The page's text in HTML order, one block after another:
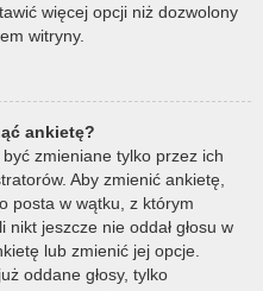
więcej opcji niż dozwolony
witryny.
ankietę?
zmieniane tylko przez ich
Aby zmienić ankietę,
posta w wątku, z którym
jeszcze nie oddał głosu w
lub zmienić jej opcje.
oddane głosy, tylko